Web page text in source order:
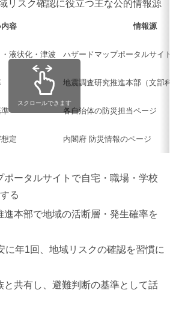
リスク確認に役立つ主な公的情報源
容 情報源
液状化・津波 ハザードマップポータルサイト
地震調査研究推進本部（文部科
各自治体の防災担当ページ
定 内閣府 防災情報のページ
スクロールできます
ポータルサイトで自宅・職場・学校
る
進本部で地域の活断層・発生確率を
に年1回、地域リスクの確認を習慣に
と共有し、避難判断の基準として話